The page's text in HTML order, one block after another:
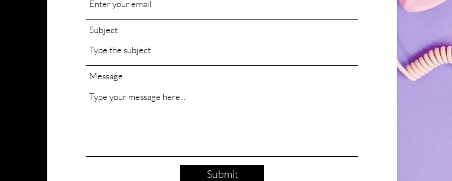
Subject
Message
Submit